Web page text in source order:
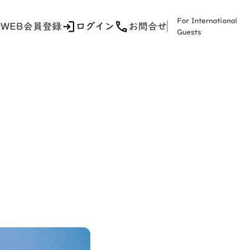
WEB会員登録 ログイン お問合せ
For International
Guests